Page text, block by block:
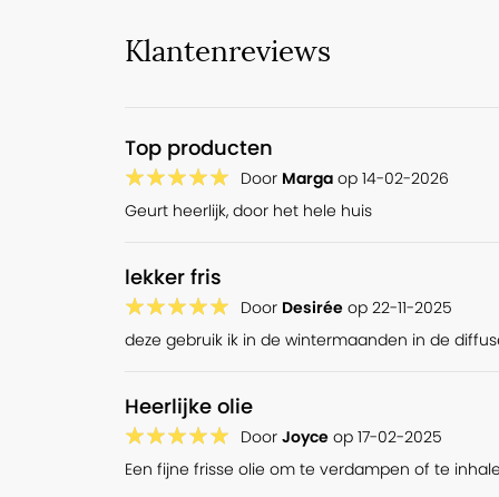
mondverzorgingsproducten wordt de olie gebruikt.
Welke soorten eucalyptus olie zijn er?
Je vindt verschillende soorten eucalyptusolie in ons
fruitiger. Eucalyptus smithii is nog iets zachter en frisser
en mensen die eucalyptus te scherp vinden. Eucalyptus
meer in de zomermaanden gebruikt.
Honing heb je in heel veel soorten en smaken, zelfs
nectar wordt verzameld uit de bloesem van deze
verrukkelijke honing, deze nectar bevat van nature al de
Klantenreviews
Top producten
Door Marga op 14-02-2026
Geurt heerlijk, door het hele huis
lekker fris
Door Desirée op 22-11-2025
deze gebruik ik in de wintermaanden in de
Heerlijke olie
Door Joyce op 17-02-2025
Een fijne frisse olie om te verdampen of te